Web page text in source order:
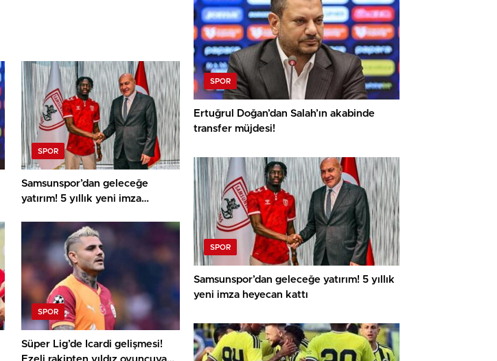
SPOR
Samsunspor’dan geleceğe
yatırım! 5 yıllık yeni imza
SPOR
Süper Lig’de Icardi gelişmesi!
SPOR
Ertuğrul Doğan’dan Salah’ın akabinde
transfer müjdesi!
SPOR
Samsunspor’dan geleceğe yatırım! 5 yıllık
yeni imza heyecan kattı